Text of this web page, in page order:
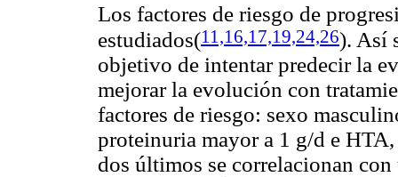
Los factores de riesgo de
estudiados(11,16,17,19,24,26). Así
objetivo de intentar predecir la
mejorar la evolución con
factores de riesgo: sexo
proteinuria mayor a 1 g/d e
dos últimos se correlacionan